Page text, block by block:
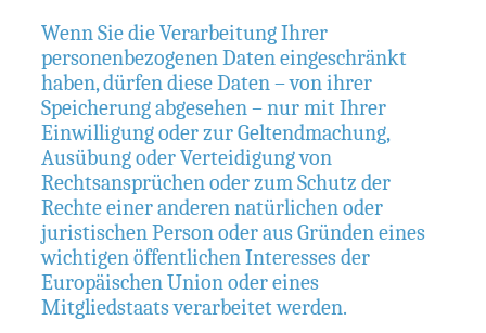
Wenn Sie die Verarbeitung Ihrer
personenbezogenen Daten eingeschränkt
haben, dürfen diese Daten – von ihrer
Speicherung abgesehen – nur mit Ihrer
Einwilligung oder zur Geltendmachung,
Ausübung oder Verteidigung von
Rechtsansprüchen oder zum Schutz der
Rechte einer anderen natürlichen oder
juristischen Person oder aus Gründen eines
wichtigen öffentlichen Interesses der
Europäischen Union oder eines
Mitgliedstaats verarbeitet werden.